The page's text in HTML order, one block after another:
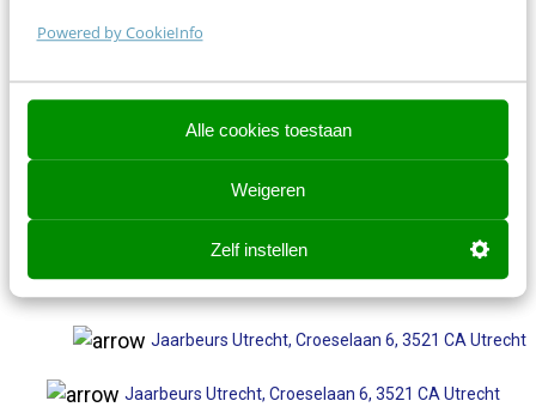
Powered by CookieInfo
Alle cookies toestaan
Weigeren
Zelf instellen
events@frankwatching.com
✆ +31 30 200 1063
Jaarbeurs Utrecht, Croeselaan 6, 3521 CA Utrecht
Jaarbeurs Utrecht, Croeselaan 6, 3521 CA Utrecht